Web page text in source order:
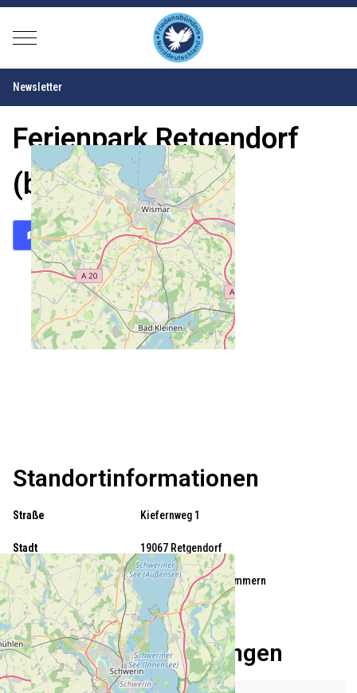
Mobile Menu Toggle
Newsletter
Ferienpark Retgendorf
(bei Schwerin)
Karte Routenplaner
Standortinformationen
Straße Kiefernweg 1
Stadt 19067 Retgendorf
Bundesland Mecklenburg-Vorpommern
Land Deutschland
Nächste Veranstaltungen